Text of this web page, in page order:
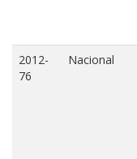
2012-
76
Nacional